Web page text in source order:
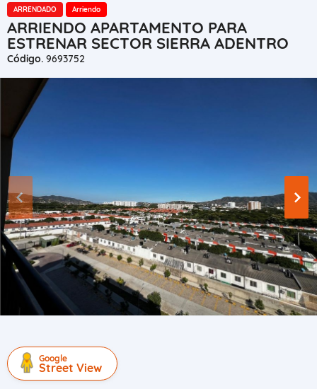
ARRENDADO Arriendo
ARRIENDO APARTAMENTO PARA
ESTRENAR SECTOR SIERRA ADENTRO
Código. 9693752
Google
Street View